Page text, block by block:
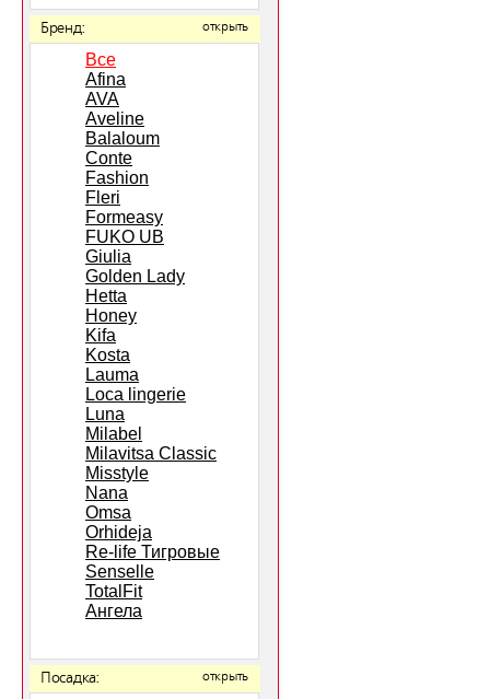
Бренд: открыть
Все
Afina
AVA
Aveline
Balaloum
Conte
Fashion
Fleri
Formeasy
FUKO UB
Giulia
Golden Lady
Hetta
Honey
Kifa
Kosta
Lauma
Loca lingerie
Luna
Milabel
Milavitsa Classic
Misstyle
Nana
Omsa
Orhideja
Re-life Тигровые
Senselle
TotalFit
Ангела
Посадка: открыть